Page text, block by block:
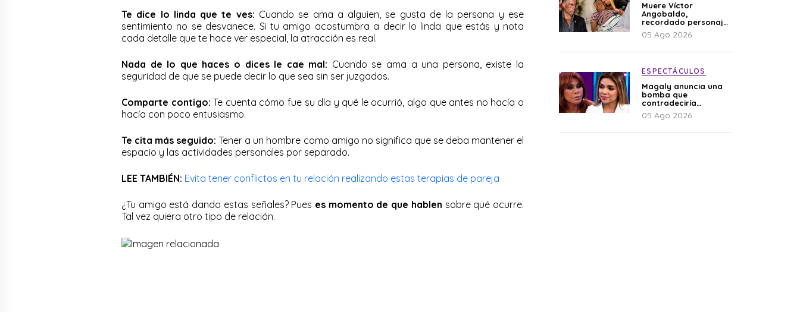
Te dice lo linda que te ves: Cuando se ama a alguien, se gusta de la persona y ese
sentimiento no se desvanece. Si tu amigo acostumbra a decir lo linda que estás y nota
cada detalle que te hace ver especial, la atracción es real.
Nada de lo que haces o dices le cae mal: Cuando se ama a una persona, existe la
seguridad de que se puede decir lo que sea sin ser juzgados.
Comparte contigo: Te cuenta cómo fue su día y qué le ocurrió, algo que antes no hacía o
hacía con poco entusiasmo.
Te cita más seguido: Tener a un hombre como amigo no significa que se deba mantener el
espacio y las actividades personales por separado.
LEE TAMBIÉN: Evita tener conflictos en tu relación realizando estas terapias de pareja
¿Tu amigo está dando estas señales? Pues es momento de que hablen sobre qué ocurre.
Tal vez quiera otro tipo de relación.
Muere Víctor
Angobaldo,
recordado personaje
de la farándula y
expareja de Shirley
05 Ago 2026
ESPECTÁCULOS
Magaly anuncia una
bomba que
contradeciría
comunicado de La
Bella Luz: “Hay un
05 Ago 2026